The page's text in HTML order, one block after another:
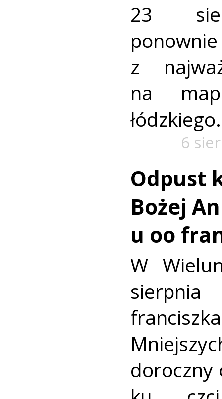
23
z
na
łódzkiego.
6
Odpust
Bożej
u oo
W
doroczny